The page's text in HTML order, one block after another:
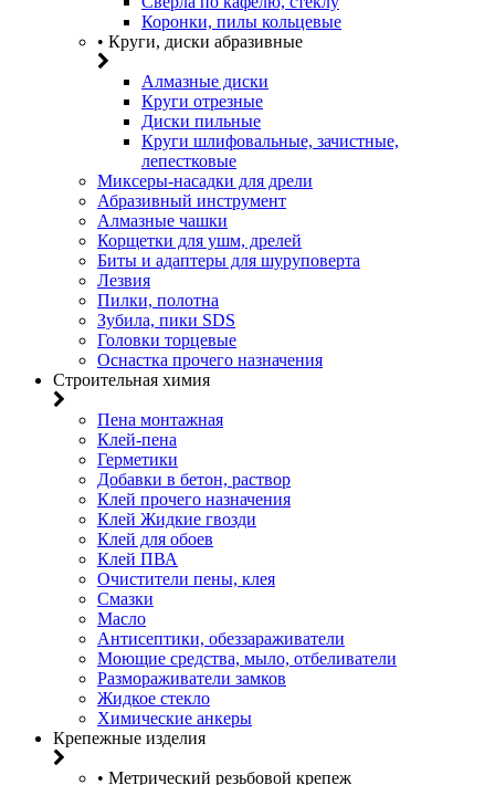
Коронки, пилы кольцевые
• Круги, диски абразивные
Алмазные диски
Круги отрезные
Диски пильные
Круги шлифовальные, зачистные,
лепестковые
Миксеры-насадки для дрели
Абразивный инструмент
Алмазные чашки
Корщетки для ушм, дрелей
Биты и адаптеры для шуруповерта
Лезвия
Пилки, полотна
Зубила, пики SDS
Головки торцевые
Оснастка прочего назначения
Строительная химия
Пена монтажная
Клей-пена
Герметики
Добавки в бетон, раствор
Клей прочего назначения
Клей Жидкие гвозди
Клей для обоев
Клей ПВА
Очистители пены, клея
Смазки
Масло
Антисептики, обеззараживатели
Моющие средства, мыло, отбеливатели
Размораживатели замков
Жидкое стекло
Химические анкеры
Крепежные изделия
• Метрический резьбовой крепеж